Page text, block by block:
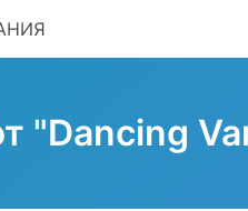
"Dancing